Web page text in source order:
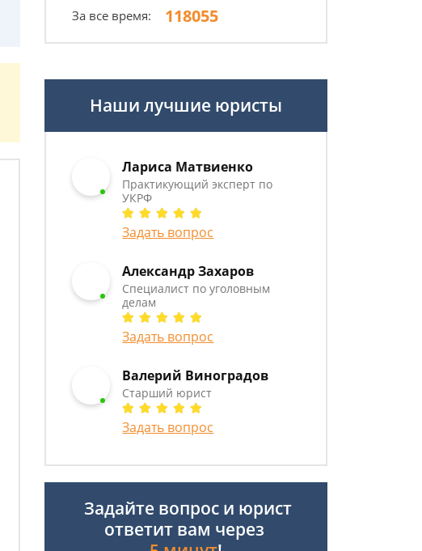
За все время: 118055
Наши лучшие юристы
Лариса Матвиенко
Практикующий эксперт по
УКРФ
Задать вопрос
Александр Захаров
Специалист по уголовным
делам
Задать вопрос
Валерий Виноградов
Старший юрист
Задать вопрос
Задайте вопрос и юрист
ответит вам через